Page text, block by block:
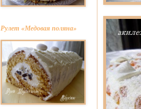
Рулет «Медовая поляна»